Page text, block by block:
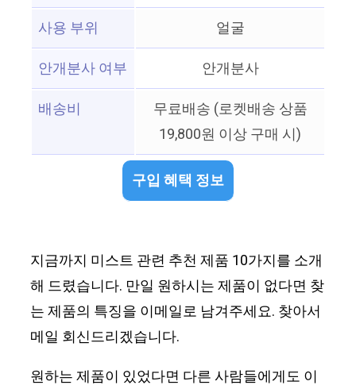
사용 부위
얼굴
안개분사 여부
안개분사
배송비
무료배송 (로켓배송 상품
19,800원 이상 구매 시)
구입 혜택 정보
지금까지 미스트 관련 추천 제품 10가지를 소개
해 드렸습니다. 만일 원하시는 제품이 없다면 찾
는 제품의 특징을 이메일로 남겨주세요. 찾아서
메일 회신드리겠습니다.
원하는 제품이 있었다면 다른 사람들에게도 이